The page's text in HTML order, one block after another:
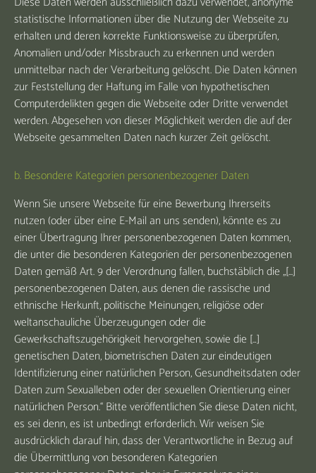
statistische Informationen über die Nutzung der Webseite zu
erhalten und deren korrekte Funktionsweise zu überprüfen,
Anomalien und/oder Missbrauch zu erkennen und werden
unmittelbar nach der Verarbeitung gelöscht. Die Daten können
zur Feststellung der Haftung im Falle von hypothetischen
Computerdelikten gegen die Webseite oder Dritte verwendet
werden. Abgesehen von dieser Möglichkeit werden die auf der
Webseite gesammelten Daten nach kurzer Zeit gelöscht.
b. Besondere Kategorien personenbezogener Daten
Wenn Sie unsere Webseite für eine Bewerbung Ihrerseits
nutzen (oder über eine E-Mail an uns senden), könnte es zu
einer Übertragung Ihrer personenbezogenen Daten kommen,
die unter die besonderen Kategorien der personenbezogenen
Daten gemäß Art. 9 der Verordnung fallen, buchstäblich die „[...]
personenbezogenen Daten, aus denen die rassische und
ethnische Herkunft, politische Meinungen, religiöse oder
weltanschauliche Überzeugungen oder die
Gewerkschaftszugehörigkeit hervorgehen, sowie die […]
genetischen Daten, biometrischen Daten zur eindeutigen
Identifizierung einer natürlichen Person, Gesundheitsdaten oder
Daten zum Sexualleben oder der sexuellen Orientierung einer
natürlichen Person.“ Bitte veröffentlichen Sie diese Daten nicht,
es sei denn, es ist unbedingt erforderlich. Wir weisen Sie
ausdrücklich darauf hin, dass der Verantwortliche in Bezug auf
die Übermittlung von besonderen Kategorien